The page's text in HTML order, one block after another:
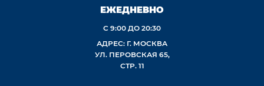
ЕЖЕДНЕВНО
С 9:00 ДО 20:30
АДРЕС: Г. МОСКВА
УЛ. ПЕРОВСКАЯ 65,
СТР. 11